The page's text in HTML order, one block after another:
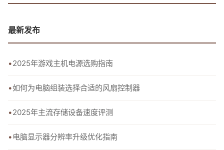
最新发布
2025年游戏主机电源选购指南
如何为电脑组装选择合适的风扇控制器
2025年主流存储设备速度评测
电脑显示器分辨率升级优化指南